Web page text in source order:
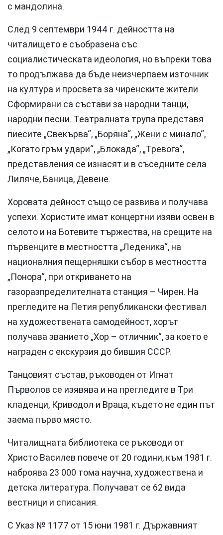
с мандолина.
След 9 септември 1944 г. дейността на
читалището e съобразена със
социалистическата идеология, но въпреки това
то продължава да бъде неизчерпаем източник
на култура и просвета за чиренските жители.
Сформирани са състави за народни танци,
народни песни. Театралната трупа представя
пиесите „Свекърва“, „Боряна“, „Жени с минало“,
„Когато гръм удари“, „Блокада“, „Тревога“,
представления се изнасят и в съседните села
Лиляче, Баница, Девене.
Хоровата дейност също се развива и получава
успехи. Хористите имат концертни изяви освен в
селото и на Ботевите тържества, на срещите на
първенците в местността „Леденика“, на
националния пещерняшки събор в местността
„Понора“, при откриването на
газоразпределителната станция – Чирен. На
прегледите на Петия републикански фестивал
на художествената самодейност, хорът
получава званието „Хор – отличник“, за което е
награден с екскурзия до бившия СССР.
Танцовият състав, ръководен от Игнат
Първолов се изявява и на прегледите в Три
кладенци, Криводол и Враца, където не един път
заема първо място.
Читалищната библиотека се ръководи от
Христо Василев повече от 20 години, към 1981 г.
наброява 23 000 тома научна, художествена и
детска литература. Получават се 62 вида
вестници и списания.
С Указ № 1177 от 15 юни 1981 г. Държавният